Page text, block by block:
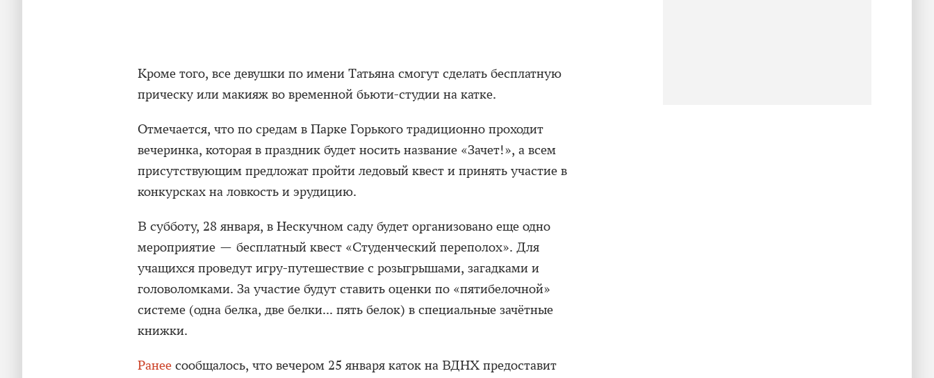
Кроме того, все девушки по имени Татьяна смогут сделать бесплатную
прическу или макияж во временной бьюти-студии на катке.
Отмечается, что по средам в Парке Горького традиционно проходит
вечеринка, которая в праздник будет носить название «Зачет!», а всем
присутствующим предложат пройти ледовый квест и принять участие в
конкурсках на ловкость и эрудицию.
В субботу, 28 января, в Нескучном саду будет организовано еще одно
мероприятие — бесплатный квест «Студенческий переполох». Для
учащихся проведут игру-путешествие с розыгрышами, загадками и
головоломками. За участие будут ставить оценки по «пятибелочной»
системе (одна белка, две белки... пять белок) в специальные зачётные
книжки.
Ранее сообщалось, что вечером 25 января каток на ВДНХ предоставит